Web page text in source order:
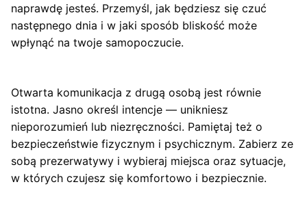
naprawdę jesteś. Przemyśl, jak będziesz się czuć
następnego dnia i w jaki sposób bliskość może
wpłynąć na twoje samopoczucie.
Otwarta komunikacja z drugą osobą jest równie
istotna. Jasno określ intencje — unikniesz
nieporozumień lub niezręczności. Pamiętaj też o
bezpieczeństwie fizycznym i psychicznym. Zabierz ze
sobą prezerwatywy i wybieraj miejsca oraz sytuacje,
w których czujesz się komfortowo i bezpiecznie.